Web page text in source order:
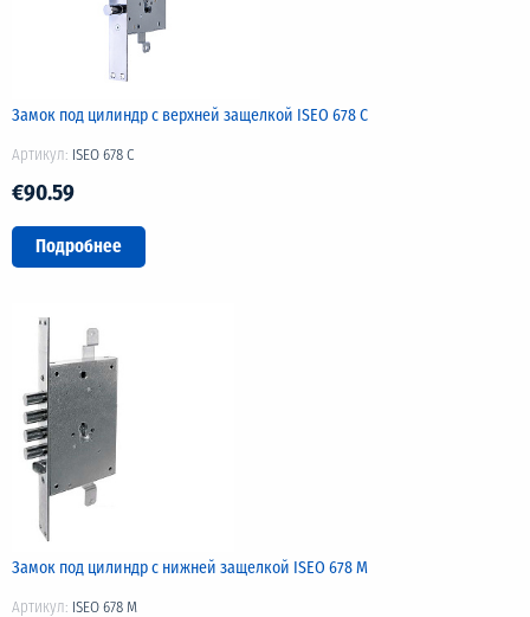
Замок под цилиндр с верхней защелкой ISEO 678 С
Артикул: ISEO 678 C
€90.59
Подробнее
Замок под цилиндр с нижней защелкой ISEO 678 М
Артикул: ISEO 678 M